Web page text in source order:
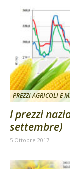
PREZZI AGRICOLI E
I prezzi
settembre)
5 Ottobre 2017